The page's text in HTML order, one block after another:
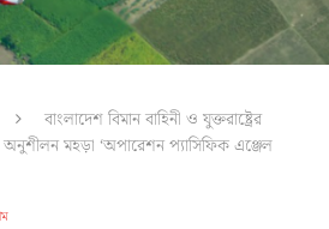
বাংলাদেশ বিমান বাহিনী ও যুক্তরাষ্ট্রের
মহড়া ‘অপারেশন প্যাসিফিক এঞ্জেল